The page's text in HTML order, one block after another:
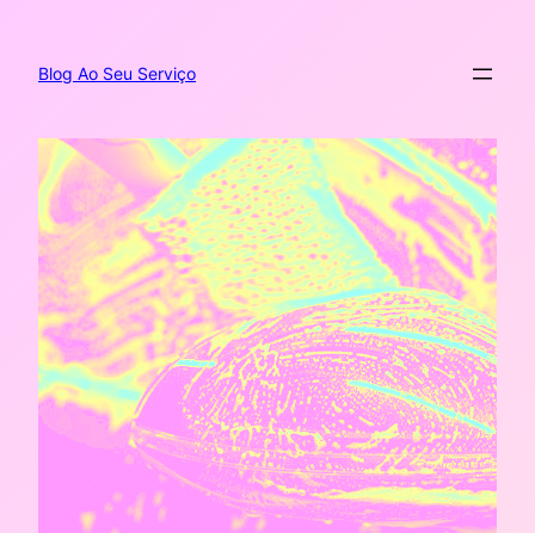
Blog Ao Seu Serviço